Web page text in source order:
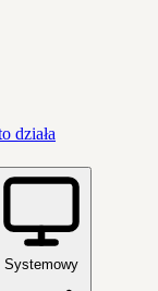
działa
Systemowy